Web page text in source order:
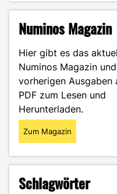
So
du
bei
Google
auf
Platz
Eins"
Numinos Magazin
Hier gibt es das
Numinos Magazin
vorherigen Ausgaben
PDF zum Lesen und
Herunterladen.
Zum Magazin
Schlagwörter